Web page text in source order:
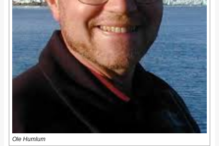
Ole Humlum